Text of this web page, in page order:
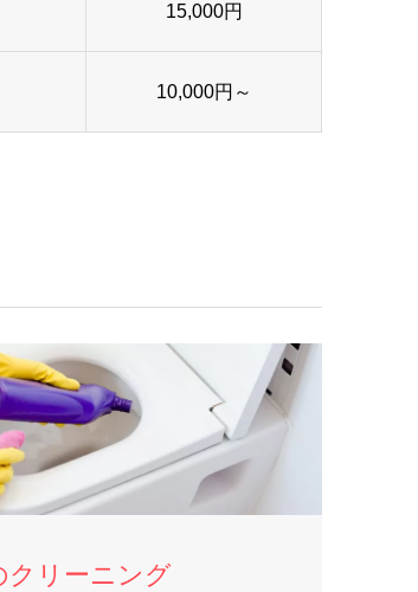
15,000円
10,000円～
クリーニング